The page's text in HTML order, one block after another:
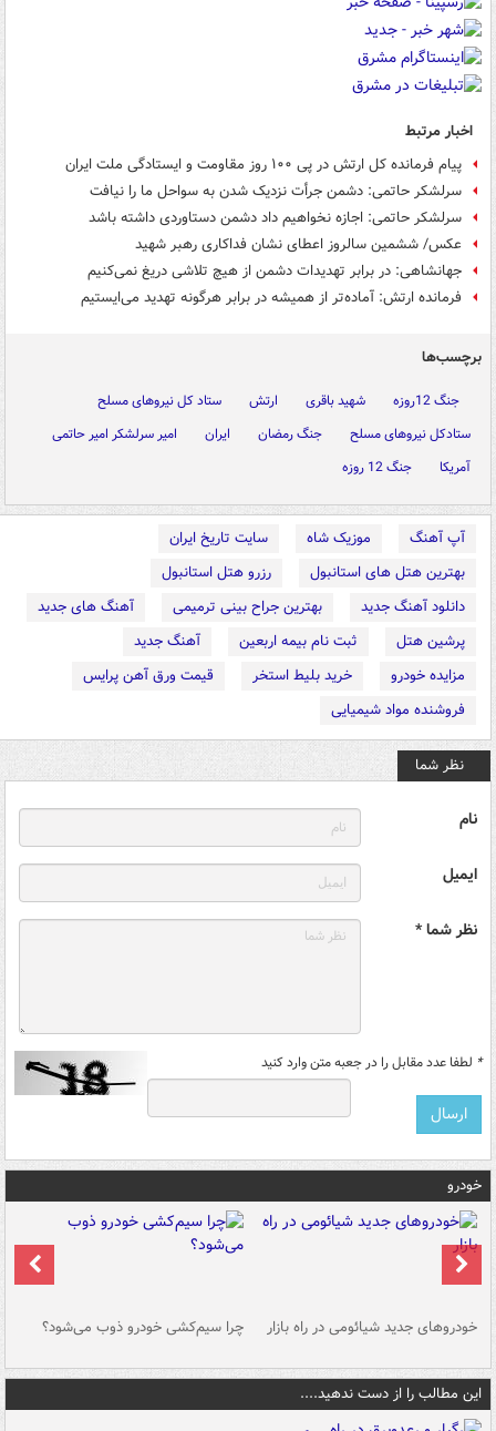
اخبار مرتبط
پیام فرمانده کل ارتش در پی ۱۰۰ روز مقاومت و ایستادگی ملت ایران
سرلشکر حاتمی: دشمن جرأت نزدیک شدن به سواحل ما را نیافت
سرلشکر حاتمی: اجازه نخواهیم داد دشمن دستاوردی داشته باشد
عکس/ ششمین سالروز اعطای نشان فداکاری رهبر شهید
جهانشاهی: در برابر تهدیدات دشمن از هیچ تلاشی دریغ نمی‌کنیم
فرمانده ارتش: آماده‌تر از همیشه در برابر هرگونه تهدید می‌ایستیم
برچسب‌ها
جنگ 12روزه شهید باقری ارتش
ستاد کل نیروهای مسلح
ستادکل نیروهای مسلح
جنگ رمضان ایران
امیر سرلشکر امیر حاتمی
آمریکا
جنگ 12 روزه
آپ آهنگ موزیک شاه
سایت تاریخ ایران
بهترین هتل های استانبول
رزرو هتل استانبول
دانلود آهنگ جدید
بهترین جراح بینی ترمیمی
آهنگ های جدید
پرشین هتل
ثبت نام بیمه اربعین
آهنگ جدید
مزایده خودرو
خرید بلیط استخر
قیمت ورق آهن پرایس
فروشنده مواد شیمیایی
نظر شما
نام
ایمیل
نظر شما *
* لطفا عدد مقابل را در جعبه متن وارد کنید
خودرو
خودروهای جدید شیائومی در راه بازار چرا سیم‌کشی خودرو ذوب می‌شود؟
این مطالب را از دست ندهید....